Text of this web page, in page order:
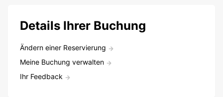
Details Ihrer Buchung
Ändern einer Reservierung
Meine Buchung verwalten
Ihr Feedback